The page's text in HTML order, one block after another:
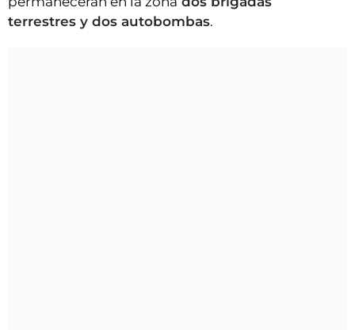
terrestres y dos autobombas.